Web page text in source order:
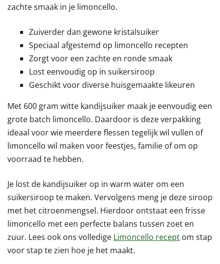
zachte smaak in je limoncello.
Zuiverder dan gewone kristalsuiker
Speciaal afgestemd op limoncello recepten
Zorgt voor een zachte en ronde smaak
Lost eenvoudig op in suikersiroop
Geschikt voor diverse huisgemaakte likeuren
Met 600 gram witte kandijsuiker maak je eenvoudig een
grote batch limoncello. Daardoor is deze verpakking
ideaal voor wie meerdere flessen tegelijk wil vullen of
limoncello wil maken voor feestjes, familie of om op
voorraad te hebben.
Je lost de kandijsuiker op in warm water om een
suikersiroop te maken. Vervolgens meng je deze siroop
met het citroenmengsel. Hierdoor ontstaat een frisse
limoncello met een perfecte balans tussen zoet en
zuur. Lees ook ons volledige Limoncello recept om stap
voor stap te zien hoe je het maakt.